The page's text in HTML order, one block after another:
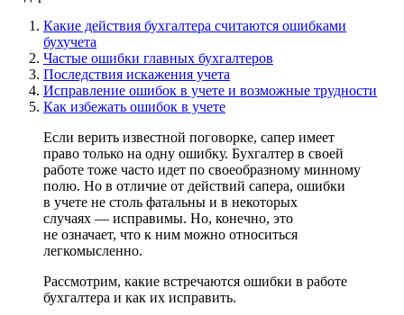
Какие действия бухгалтера считаются ошибками
бухучета
Частые ошибки главных бухгалтеров
Последствия искажения учета
Исправление ошибок в учете и возможные трудности
Как избежать ошибок в учете
Если верить известной поговорке, сапер имеет
право только на одну ошибку. Бухгалтер в своей
работе тоже часто идет по своеобразному минному
полю. Но в отличие от действий сапера, ошибки
в учете не столь фатальны и в некоторых
случаях — исправимы. Но, конечно, это
не означает, что к ним можно относиться
легкомысленно.
Рассмотрим, какие встречаются ошибки в работе
бухгалтера и как их исправить.